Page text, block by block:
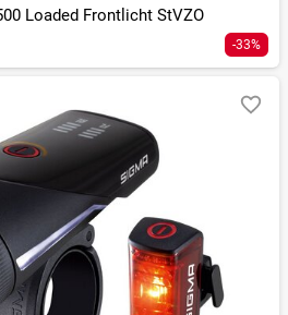
Loaded Frontlicht StVZO
-33%